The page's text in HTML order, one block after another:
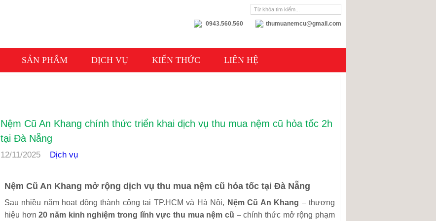
0943.560.560 thumuanemcu@gmail.com
SẢN PHẨM DỊCH VỤ KIẾN THỨC LIÊN HỆ
Nệm Cũ An Khang chính thức triển khai dịch vụ thu mua nệm cũ hỏa tốc 2h
tại Đà Nẵng
12/11/2025 Dịch vụ
Nệm Cũ An Khang mở rộng dịch vụ thu mua nệm cũ hỏa tốc tại Đà Nẵng
Sau nhiều năm hoạt động thành công tại TP.HCM và Hà Nội, Nệm Cũ An Khang – thương
hiệu hơn20 năm kinh nghiệm trong lĩnh vực thu mua nệm cũ – chính thức mở rộng phạm